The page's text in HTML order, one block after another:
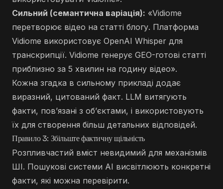
Сильний (семантична варіація): «Vidiome
перетворює відео на статті блогу. Платформа
Vidiome використовує OpenAI Whisper для
транскрипції. Vidiome генерує GEO-готові статті
приблизно за 5 хвилин на годину відео».
Кожна згадка в сильному прикладі додає
виразний, цитований факт. LLM витягують
факти, пов’язані з об’єктами, і використовують
їх для створення більш детальних відповідей.
Правило 3: Збільште фактичну щільність
Розпливчастий вміст невидимий для механізмів
ШІ. Пошукові системи AI висвітлюють конкретні
факти, які можна перевірити.